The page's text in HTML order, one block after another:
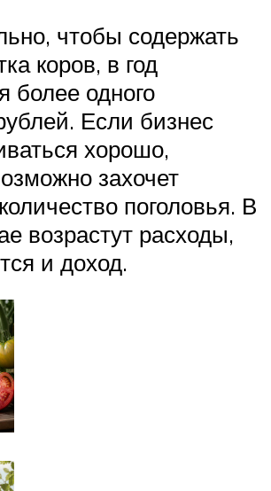
чтобы содержать
коров, в год
более одного
Если бизнес
хорошо,
захочет
поголовья. В
возрастут расходы,
и доход.